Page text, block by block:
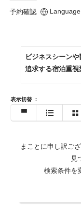
予約確認 Language
https://
ビジネスシーン
追求する宿泊重
表示切替 ：
まことに申し訳ご
見
検索条件を